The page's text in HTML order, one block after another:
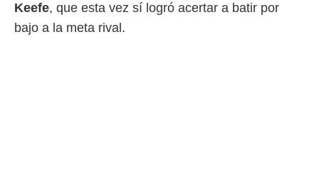
Keefe, que esta vez sí logró acertar a batir por
bajo a la meta rival.